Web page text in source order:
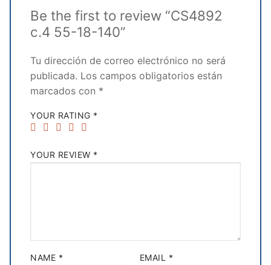
Be the first to review “CS4892
c.4 55-18-140”
Tu dirección de correo electrónico no será
publicada. Los campos obligatorios están
marcados con *
YOUR RATING *
YOUR REVIEW *
NAME * EMAIL *